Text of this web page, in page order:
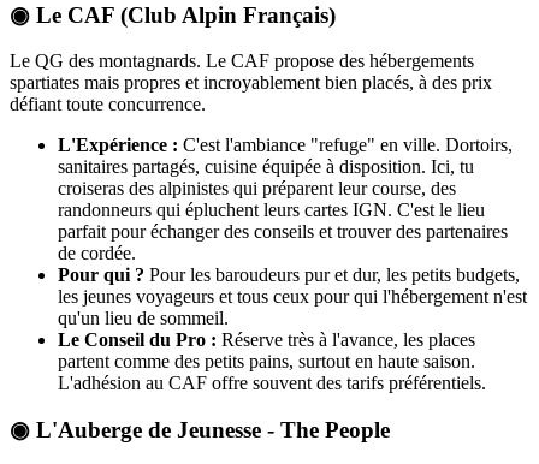
◉ Le CAF (Club Alpin Français)
Le QG des montagnards. Le CAF propose des hébergements
spartiates mais propres et incroyablement bien placés, à des prix
défiant toute concurrence.
L'Expérience : C'est l'ambiance "refuge" en ville. Dortoirs,
sanitaires partagés, cuisine équipée à disposition. Ici, tu
croiseras des alpinistes qui préparent leur course, des
randonneurs qui épluchent leurs cartes IGN. C'est le lieu
parfait pour échanger des conseils et trouver des partenaires
de cordée.
Pour qui ? Pour les baroudeurs pur et dur, les petits budgets,
les jeunes voyageurs et tous ceux pour qui l'hébergement n'est
qu'un lieu de sommeil.
Le Conseil du Pro : Réserve très à l'avance, les places
partent comme des petits pains, surtout en haute saison.
L'adhésion au CAF offre souvent des tarifs préférentiels.
◉ L'Auberge de Jeunesse - The People